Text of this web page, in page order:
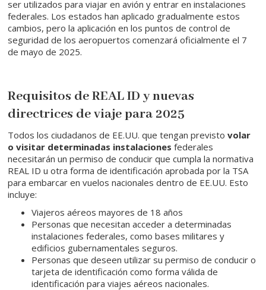
ser utilizados para viajar en avión y entrar en instalaciones
federales. Los estados han aplicado gradualmente estos
cambios, pero la aplicación en los puntos de control de
seguridad de los aeropuertos comenzará oficialmente el 7
de mayo de 2025.
Requisitos de REAL ID y nuevas
directrices de viaje para 2025
Todos los ciudadanos de EE.UU. que tengan previstovolar
o visitar determinadas instalaciones federales
necesitarán un permiso de conducir que cumpla la normativa
REAL ID u otra forma de identificación aprobada por la TSA
para embarcar en vuelos nacionales dentro de EE.UU. Esto
incluye:
Viajeros aéreos mayores de 18 años
Personas que necesitan acceder a determinadas
instalaciones federales, como bases militares y
edificios gubernamentales seguros.
Personas que deseen utilizar su permiso de conducir o
tarjeta de identificación como forma válida de
identificación para viajes aéreos nacionales.